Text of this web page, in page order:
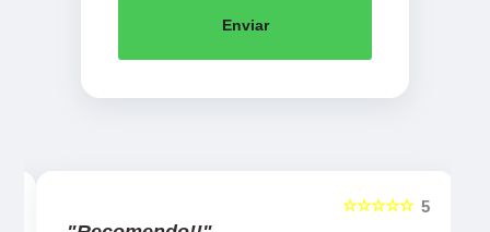
Enviar
5
☆☆☆☆☆